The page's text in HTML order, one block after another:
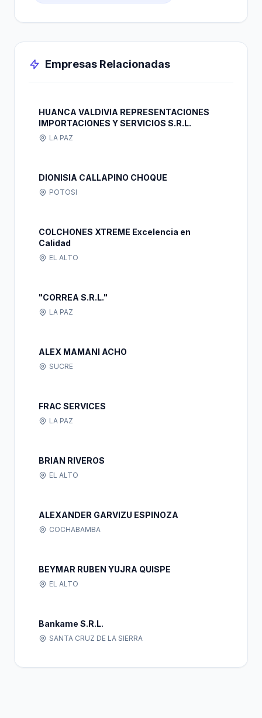
Empresas Relacionadas
HUANCA VALDIVIA REPRESENTACIONES
IMPORTACIONES Y SERVICIOS S.R.L.
LA PAZ
DIONISIA CALLAPINO CHOQUE
POTOSI
COLCHONES XTREME Excelencia en
Calidad
EL ALTO
"CORREA S.R.L."
LA PAZ
ALEX MAMANI ACHO
SUCRE
FRAC SERVICES
LA PAZ
BRIAN RIVEROS
EL ALTO
ALEXANDER GARVIZU ESPINOZA
COCHABAMBA
BEYMAR RUBEN YUJRA QUISPE
EL ALTO
Bankame S.R.L.
SANTA CRUZ DE LA SIERRA